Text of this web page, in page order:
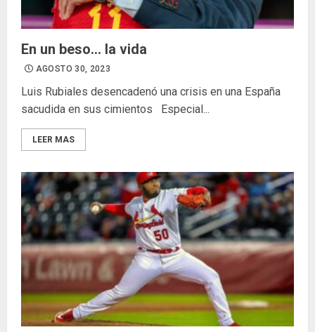
En un beso… la vida
AGOSTO 30, 2023
Luis Rubiales desencadenó una crisis en una España
sacudida en sus cimientos Especial...
LEER MAS